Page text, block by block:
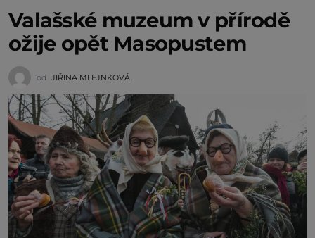
Valašské muzeum v přírodě
ožije opět Masopustem
od JIŘINA MLEJNKOVÁ